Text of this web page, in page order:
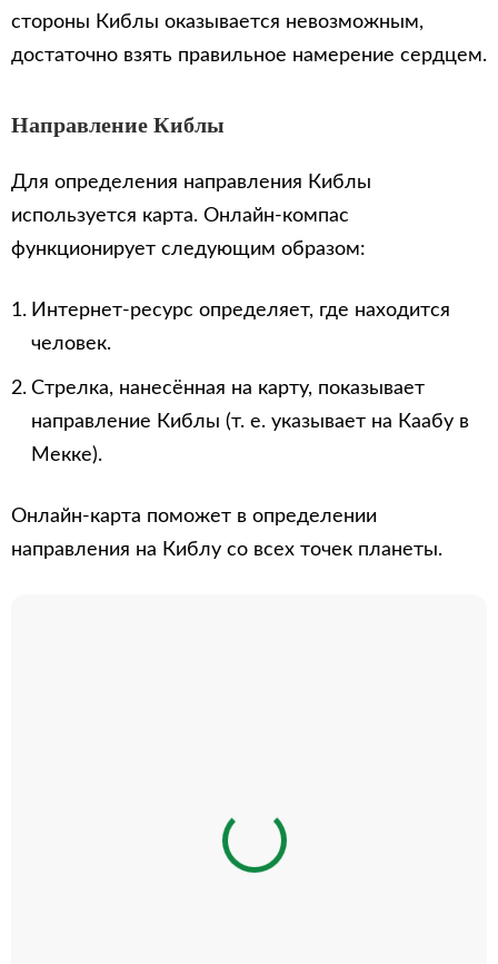
стороны Киблы оказывается невозможным,
достаточно взять правильное намерение сердцем.
Направление Киблы
Для определения направления Киблы
используется карта. Онлайн-компас
функционирует следующим образом:
Интернет-ресурс определяет, где находится
человек.
Стрелка, нанесённая на карту, показывает
направление Киблы (т. е. указывает на Каабу в
Мекке).
Онлайн-карта поможет в определении
направления на Киблу со всех точек планеты.